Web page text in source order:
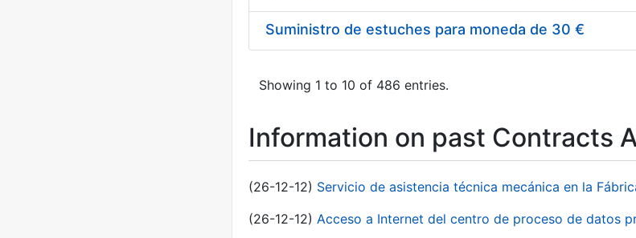
Suministro de estuches para moneda de 30 €
Showing 1 to 10 of 486 entries.
Information on past Contracts
(26-12-12) Servicio de asistencia técnica mecánica en la
(26-12-12) Acceso a Internet del centro de proceso de datos